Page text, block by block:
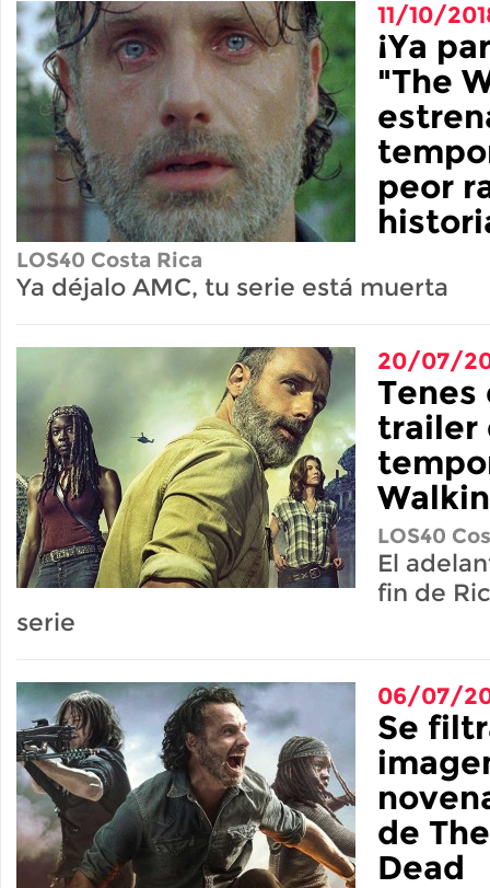
11/10/
¡Ya
"The
peor
LOS40 Costa Rica
Ya déjalo AMC, tu serie está muerta
20/07/
Tenes
trailer
LOS40
El
fin de
serie
06/07/
Se
de
Dead